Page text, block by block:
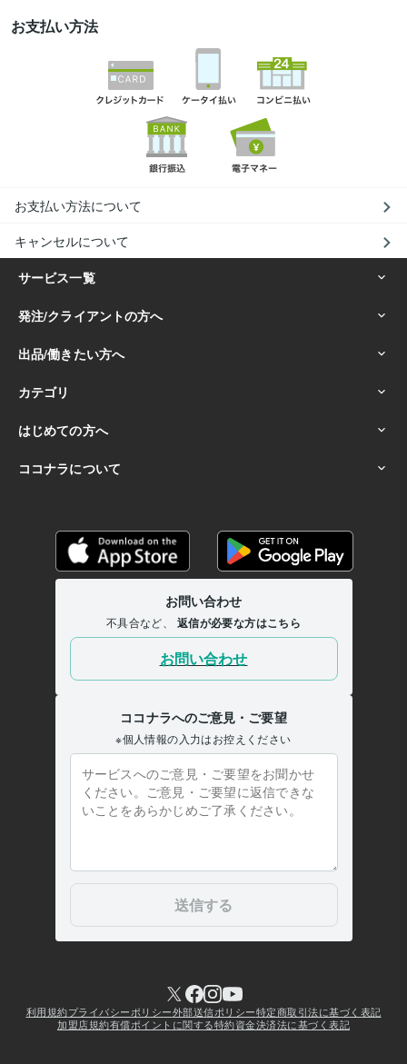
お支払い方法
お支払い方法について
キャンセルについて